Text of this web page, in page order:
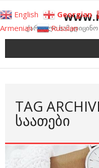
to
contentქართული
TAG
ᲡᲐᲐᲗᲔᲑᲘ
English Georgian
Armenian
Russian